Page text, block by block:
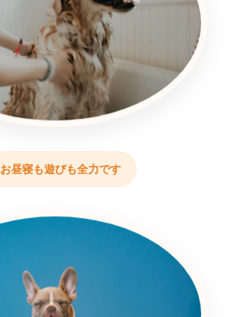
お昼寝も遊びも全力です